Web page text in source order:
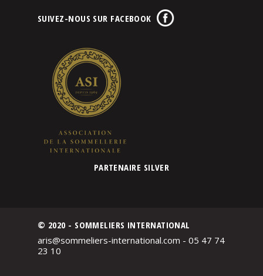
SUIVEZ-NOUS SUR FACEBOOK
PARTENAIRE SILVER
© 2020 - SOMMELIERS INTERNATIONAL
aris@sommeliers-international.com - 05 47 74
23 10